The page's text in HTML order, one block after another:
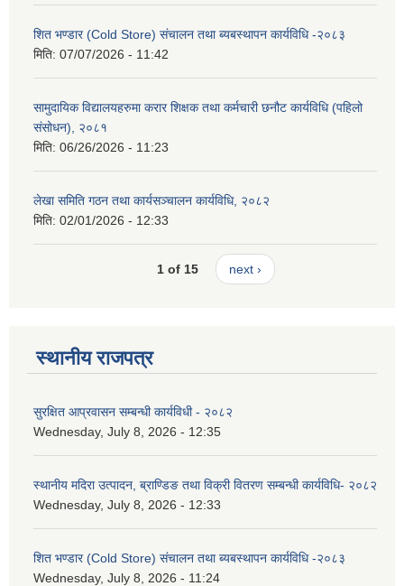
शित भण्डार (Cold Store) संचालन तथा ब्यबस्थापन कार्यविधि -२०८३
मिति: 07/07/2026 - 11:42
सामुदायिक विद्यालयहरुमा करार शिक्षक तथा कर्मचारी छनौट कार्यविधि (पहिलो
संसोधन), २०८१
मिति: 06/26/2026 - 11:23
लेखा समिति गठन तथा कार्यसञ्चालन कार्यविधि, २०८२
मिति: 02/01/2026 - 12:33
1 of 15 next ›
स्थानीय राजपत्र
सुरक्षित आप्रवासन सम्बन्धी कार्यविधी - २०८२
Wednesday, July 8, 2026 - 12:35
स्थानीय मदिरा उत्पादन, ब्राण्डिङ तथा विक्री वितरण सम्बन्धी कार्यविधि- २०८२
Wednesday, July 8, 2026 - 12:33
शित भण्डार (Cold Store) संचालन तथा ब्यबस्थापन कार्यविधि -२०८३
Wednesday, July 8, 2026 - 11:24